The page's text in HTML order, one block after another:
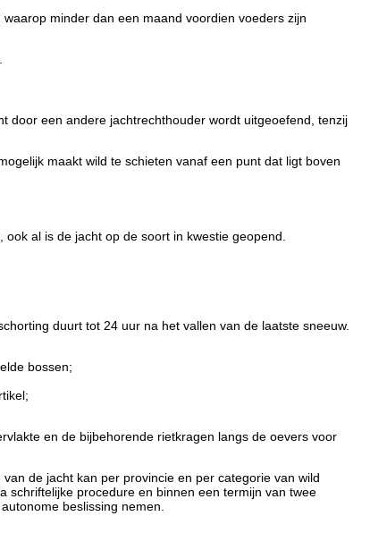
minder dan een maand voordien voeders zijn
door een andere jachtrechthouder wordt uitgeoefend, tenzij
maakt wild te schieten vanaf een punt dat ligt boven
al is de jacht op de soort in kwestie geopend.
duurt tot 24 uur na het vallen van de laatste sneeuw.
bossen;
en de bijbehorende rietkragen langs de oevers voor
de jacht kan per provincie en per categorie van wild
schriftelijke procedure en binnen een termijn van twee
beslissing nemen.